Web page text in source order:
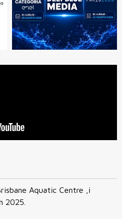
Aquatic Centre ,i
2025.